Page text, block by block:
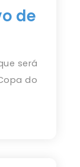
de
será
do